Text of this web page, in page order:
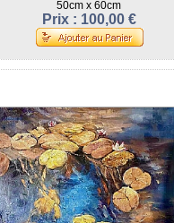
50cm x 60cm
Prix : 100,00 €